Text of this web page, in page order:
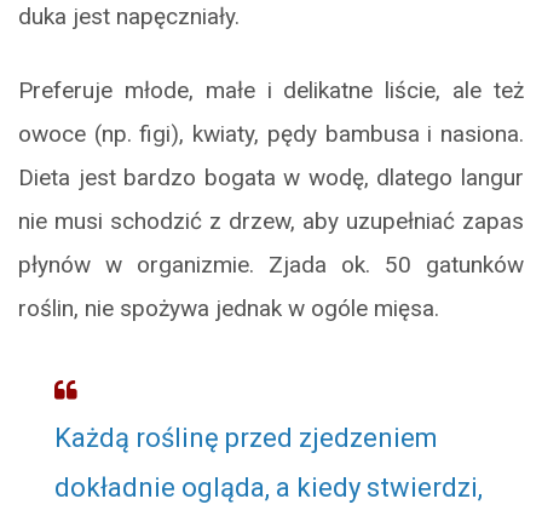
duka jest napęczniały.
Preferuje młode, małe i delikatne liście, ale też
owoce (np. figi), kwiaty, pędy bambusa i nasiona.
Dieta jest bardzo bogata w wodę, dlatego langur
nie musi schodzić z drzew, aby uzupełniać zapas
płynów w organizmie. Zjada ok. 50 gatunków
roślin, nie spożywa jednak w ogóle mięsa.
Każdą roślinę przed zjedzeniem
dokładnie ogląda, a kiedy stwierdzi,